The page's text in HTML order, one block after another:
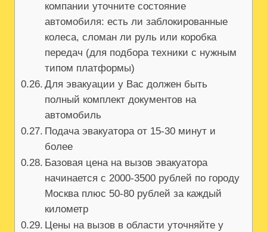
компании уточните состояние
автомобиля: есть ли заблокированные
колеса, сломан ли руль или коробка
передач (для подбора техники с нужным
типом платформы)
Для эвакуации у Вас должен быть
полный комплект документов на
автомобиль
Подача эвакуатора от 15-30 минут и
более
Базовая цена на вызов эвакуатора
начинается с 2000-3500 рублей по городу
Москва плюс 50-80 рублей за каждый
километр
Цены на вызов в области уточняйте у